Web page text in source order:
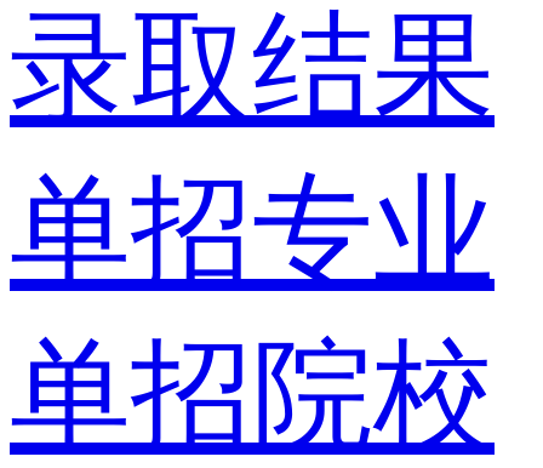
录取结果
单招专业
单招院校